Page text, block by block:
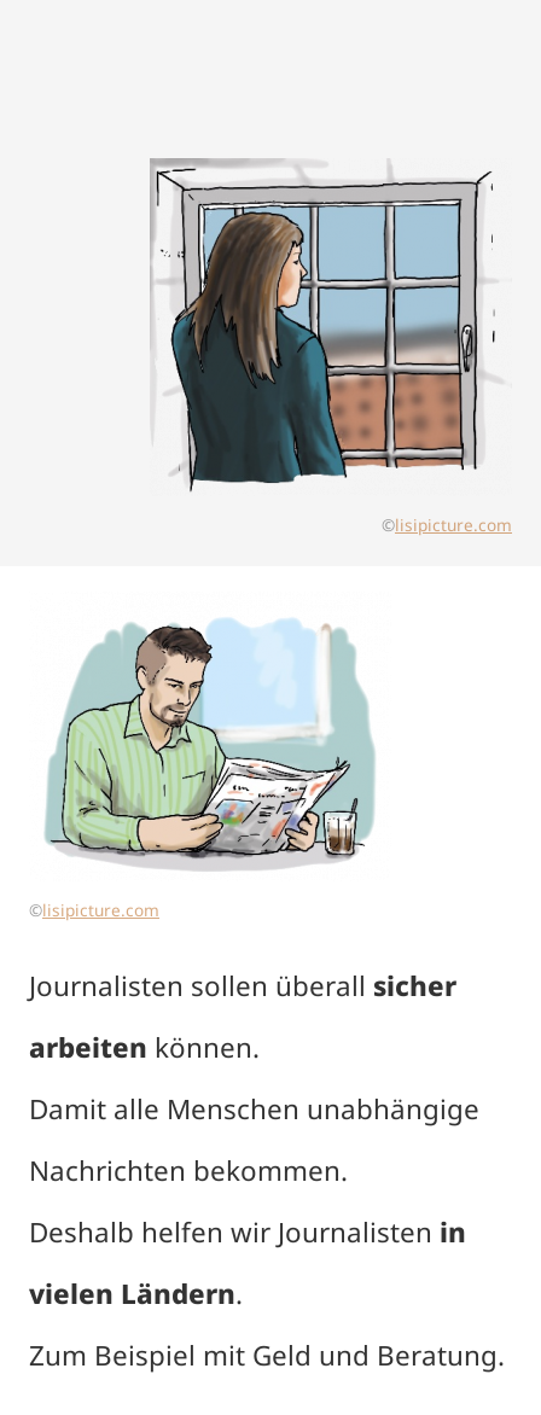
©lisipicture.com
©lisipicture.com
Journalisten sollen überall sicher
arbeiten können.
Damit alle Menschen unabhängige
Nachrichten bekommen.
Deshalb helfen wir Journalisten in
vielen Ländern.
Zum Beispiel mit Geld und Beratung.